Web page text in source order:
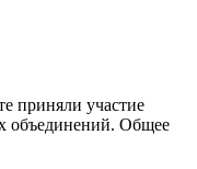
приняли участие
объединений. Общее